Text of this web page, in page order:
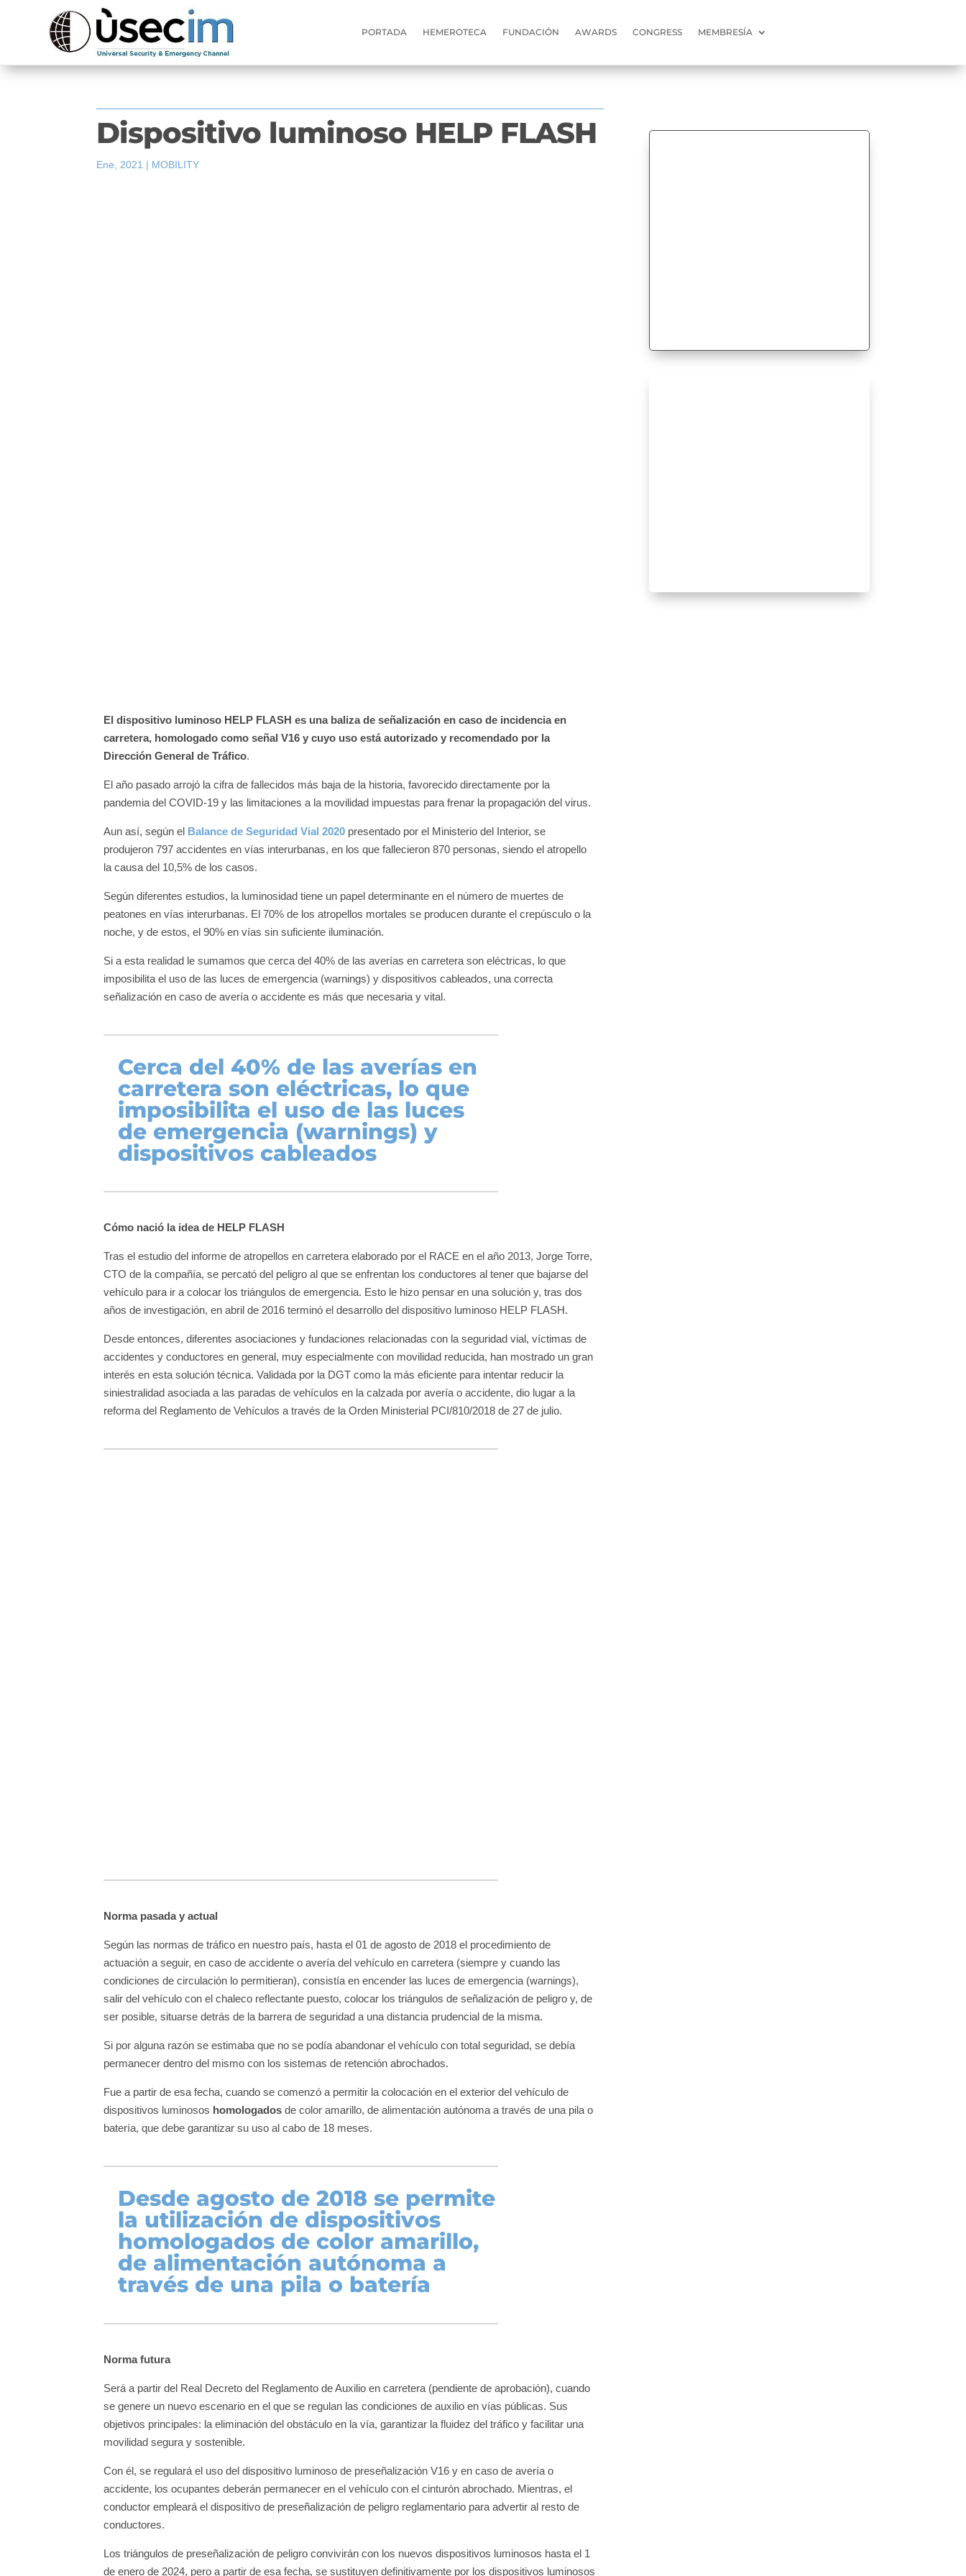
PORTADA HEMEROTECA FUNDACIÓN AWARDS CONGRESS MEMBRESÍA
Dispositivo luminoso HELP FLASH
Ene, 2021 | MOBILITY
El dispositivo luminoso HELP FLASH es una baliza de señalización en caso de incidencia en
carretera, homologado como señal V16 y cuyo uso está autorizado y recomendado por la
Dirección General de Tráfico.
El año pasado arrojó la cifra de fallecidos más baja de la historia, favorecido directamente por la
pandemia del COVID-19 y las limitaciones a la movilidad impuestas para frenar la propagación del virus.
Aun así, según el Balance de Seguridad Vial 2020 presentado por el Ministerio del Interior, se
produjeron 797 accidentes en vías interurbanas, en los que fallecieron 870 personas, siendo el atropello
la causa del 10,5% de los casos.
Según diferentes estudios, la luminosidad tiene un papel determinante en el número de muertes de
peatones en vías interurbanas. El 70% de los atropellos mortales se producen durante el crepúsculo o la
noche, y de estos, el 90% en vías sin suficiente iluminación.
Si a esta realidad le sumamos que cerca del 40% de las averías en carretera son eléctricas, lo que
imposibilita el uso de las luces de emergencia (warnings) y dispositivos cableados, una correcta
señalización en caso de avería o accidente es más que necesaria y vital.
Cerca del 40% de las averías en
carretera son eléctricas, lo que
imposibilita el uso de las luces
de emergencia (warnings) y
dispositivos cableados
Cómo nació la idea de HELP FLASH
Tras el estudio del informe de atropellos en carretera elaborado por el RACE en el año 2013, Jorge Torre,
CTO de la compañía, se percató del peligro al que se enfrentan los conductores al tener que bajarse del
vehículo para ir a colocar los triángulos de emergencia. Esto le hizo pensar en una solución y, tras dos
años de investigación, en abril de 2016 terminó el desarrollo del dispositivo luminoso HELP FLASH.
Desde entonces, diferentes asociaciones y fundaciones relacionadas con la seguridad vial, víctimas de
accidentes y conductores en general, muy especialmente con movilidad reducida, han mostrado un gran
interés en esta solución técnica. Validada por la DGT como la más eficiente para intentar reducir la
siniestralidad asociada a las paradas de vehículos en la calzada por avería o accidente, dio lugar a la
reforma del Reglamento de Vehículos a través de la Orden Ministerial PCI/810/2018 de 27 de julio.
Norma pasada y actual
Según las normas de tráfico en nuestro país, hasta el 01 de agosto de 2018 el procedimiento de
actuación a seguir, en caso de accidente o avería del vehículo en carretera (siempre y cuando las
condiciones de circulación lo permitieran), consistía en encender las luces de emergencia (warnings),
salir del vehículo con el chaleco reflectante puesto, colocar los triángulos de señalización de peligro y, de
ser posible, situarse detrás de la barrera de seguridad a una distancia prudencial de la misma.
Si por alguna razón se estimaba que no se podía abandonar el vehículo con total seguridad, se debía
permanecer dentro del mismo con los sistemas de retención abrochados.
Fue a partir de esa fecha, cuando se comenzó a permitir la colocación en el exterior del vehículo de
dispositivos luminosos homologados de color amarillo, de alimentación autónoma a través de una pila o
batería, que debe garantizar su uso al cabo de 18 meses.
Desde agosto de 2018 se permite
la utilización de dispositivos
homologados de color amarillo,
de alimentación autónoma a
través de una pila o batería
Norma futura
Será a partir del Real Decreto del Reglamento de Auxilio en carretera (pendiente de aprobación), cuando
se genere un nuevo escenario en el que se regulan las condiciones de auxilio en vías públicas. Sus
objetivos principales: la eliminación del obstáculo en la vía, garantizar la fluidez del tráfico y facilitar una
movilidad segura y sostenible.
Con él, se regulará el uso del dispositivo luminoso de preseñalización V16 y en caso de avería o
accidente, los ocupantes deberán permanecer en el vehículo con el cinturón abrochado. Mientras, el
conductor empleará el dispositivo de preseñalización de peligro reglamentario para advertir al resto de
conductores.
Los triángulos de preseñalización de peligro convivirán con los nuevos dispositivos luminosos hasta el 1
de enero de 2024, pero a partir de esa fecha, se sustituyen definitivamente por los dispositivos luminosos